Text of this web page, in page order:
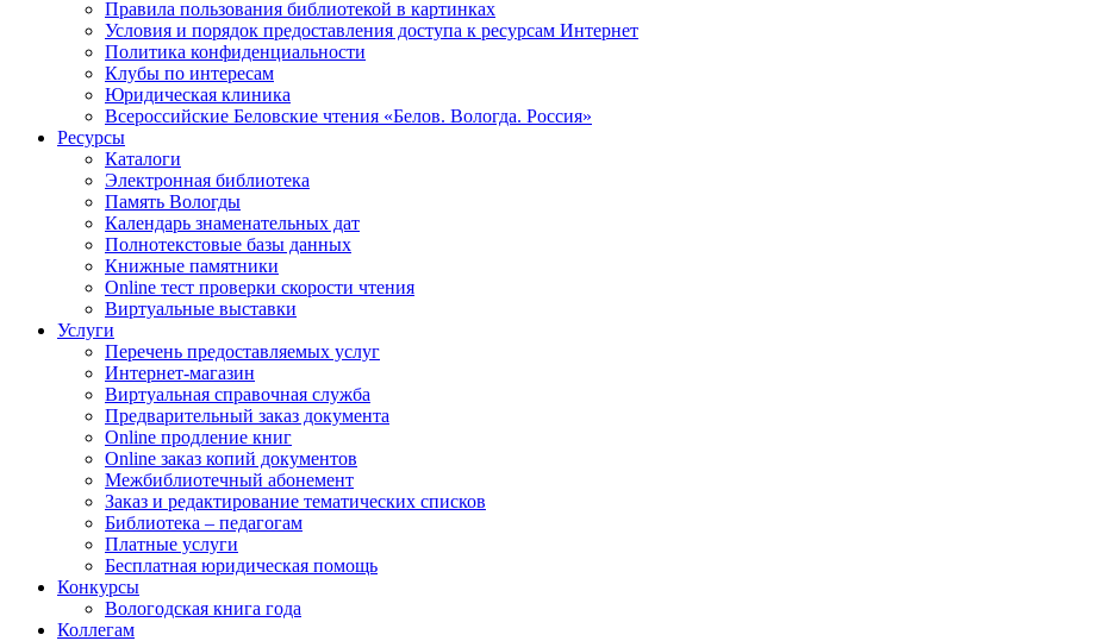
Правила пользования библиотекой в картинках
Условия и порядок предоставления доступа к ресурсам Интернет
Политика конфиденциальности
Клубы по интересам
Юридическая клиника
Всероссийские Беловские чтения «Белов. Вологда. Россия»
Ресурсы
Каталоги
Электронная библиотека
Память Вологды
Календарь знаменательных дат
Полнотекстовые базы данных
Книжные памятники
Online тест проверки скорости чтения
Виртуальные выставки
Услуги
Перечень предоставляемых услуг
Интернет-магазин
Виртуальная справочная служба
Предварительный заказ документа
Online продление книг
Online заказ копий документов
Межбиблиотечный абонемент
Заказ и редактирование тематических списков
Библиотека – педагогам
Платные услуги
Бесплатная юридическая помощь
Конкурсы
Вологодская книга года
Коллегам